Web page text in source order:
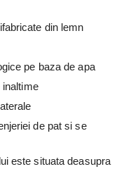
din lemn
pe baza de apa
inaltime
de pat si se
este situata deasupra